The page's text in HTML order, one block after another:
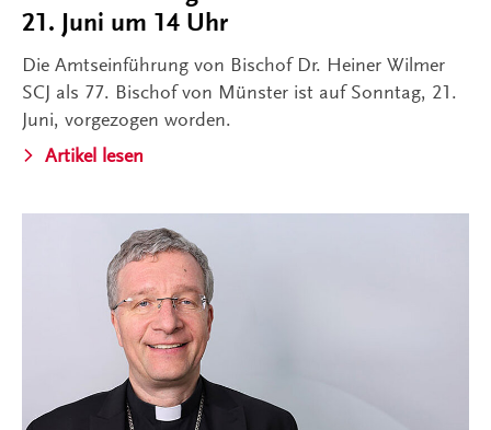
21. Juni um 14 Uhr
Die Amtseinführung von Bischof Dr. Heiner Wilmer
SCJ als 77. Bischof von Münster ist auf Sonntag, 21.
Juni, vorgezogen worden.
Artikel lesen